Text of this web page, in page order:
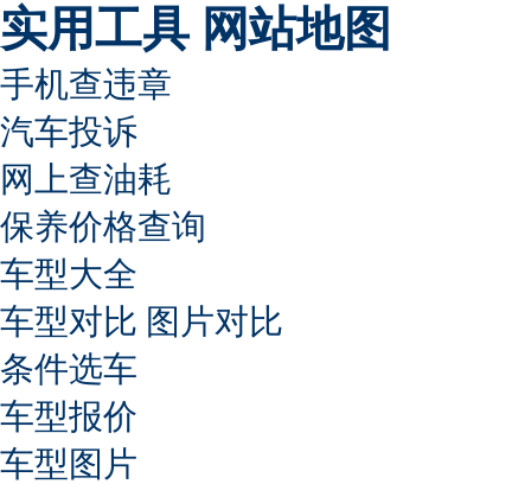
实用工具 网站地图
手机查违章
汽车投诉
网上查油耗
保养价格查询
车型大全
车型对比 图片对比
条件选车
车型报价
车型图片